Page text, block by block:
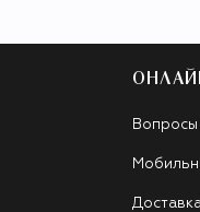
Вопросы